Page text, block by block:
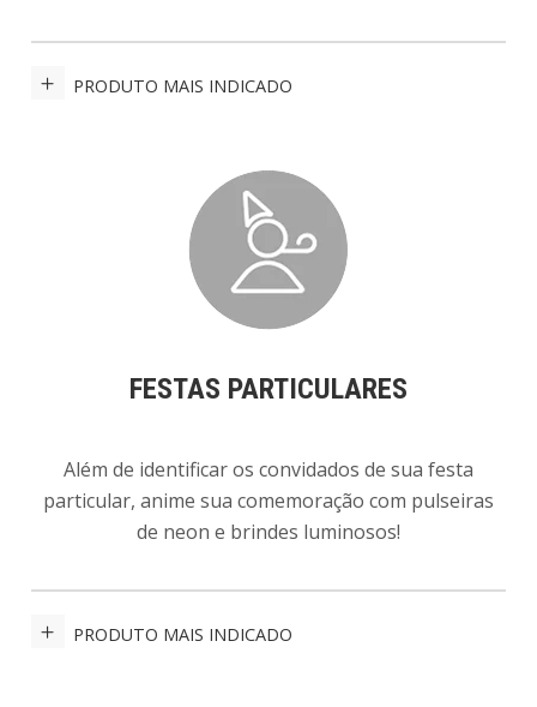
PRODUTO MAIS INDICADO
FESTAS PARTICULARES
Além de identificar os convidados de sua festa
particular, anime sua comemoração com pulseiras
de neon e brindes luminosos!
PRODUTO MAIS INDICADO